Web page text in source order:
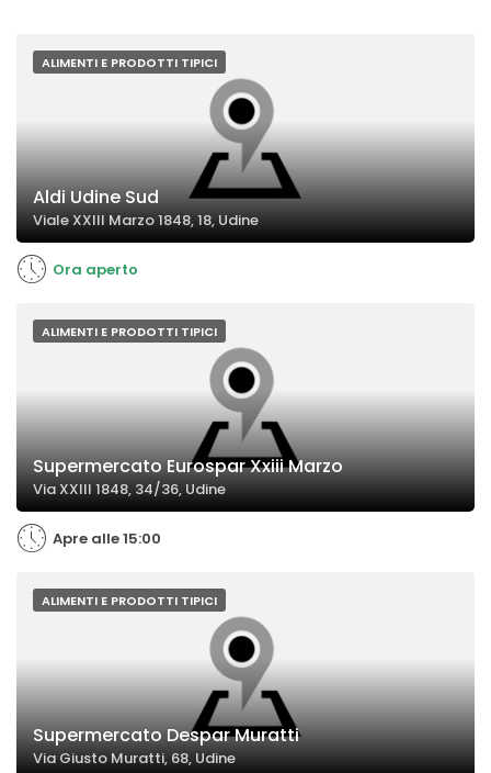
ALIMENTI E PRODOTTI TIPICI
Aldi Udine Sud
Viale XXIII Marzo 1848, 18, Udine
Ora aperto
ALIMENTI E PRODOTTI TIPICI
Supermercato Eurospar Xxiii Marzo
Via XXIII 1848, 34/36, Udine
Apre alle 15:00
ALIMENTI E PRODOTTI TIPICI
Supermercato Despar Muratti
Via Giusto Muratti, 68, Udine